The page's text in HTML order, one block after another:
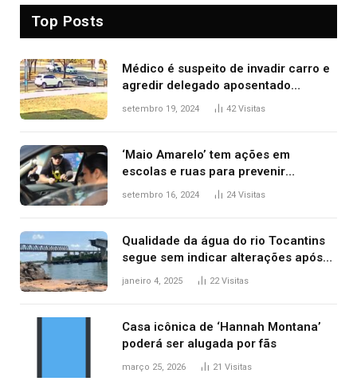
Top Posts
Médico é suspeito de invadir carro e
agredir delegado aposentado
durante confusão no trânsito
setembro 19, 2024 42Visitas
‘Maio Amarelo’ tem ações em
escolas e ruas para prevenir
acidentes no trânsito no AP
setembro 16, 2024 24 Visitas
Qualidade da água do rio Tocantins
segue sem indicar alterações após
desabamento da ponte entre MA e
janeiro 4, 2025 22Visitas
Casa icônica de ‘Hannah Montana’
poderá ser alugada por fãs
março 25, 2026 21 Visitas